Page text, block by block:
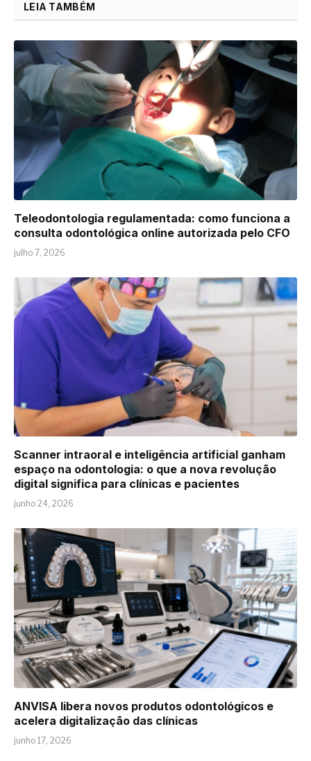
LEIA TAMBÉM
Teleodontologia regulamentada: como funciona a
consulta odontológica online autorizada pelo CFO
julho 7, 2026
Scanner intraoral e inteligência artificial ganham
espaço na odontologia: o que a nova revolução
digital significa para clínicas e pacientes
junho 24, 2026
ANVISA libera novos produtos odontológicos e
acelera digitalização das clínicas
junho 17, 2026